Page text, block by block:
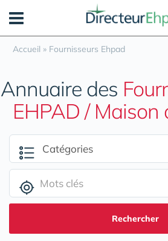
Accueil » Fournisseurs Ehpad
Annuaire des
EHPAD / Maison
Rechercher
Panneau de gestion des cookies